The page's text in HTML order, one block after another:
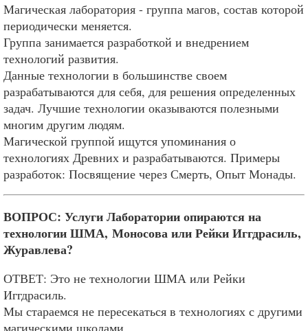
Магическая лаборатория - группа магов, состав которой
периодически меняется.
Группа занимается разработкой и внедрением
технологий развития.
Данные технологии в большинстве своем
разрабатываются для себя, для решения определенных
задач. Лучшие технологии оказываются полезными
многим другим людям.
Магической группой ищутся упоминания о
технологиях Древних и разрабатываются. Примеры
разработок: Посвящение через Смерть, Опыт Монады.
ВОПРОС: Услуги Лаборатории опираются на
технологии ШМА, Моносова или Рейки Иггдрасиль,
Журавлева?
ОТВЕТ: Это не технологии ШМА или Рейки
Иггдрасиль.
Мы стараемся не пересекаться в технологиях с другими